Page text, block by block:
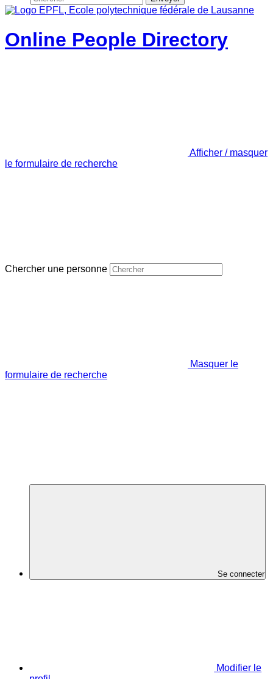
Online People Directory
Afficher / masquer
le formulaire de recherche
Chercher une personne
Masquer le
formulaire de recherche
Se connecter
Modifier le